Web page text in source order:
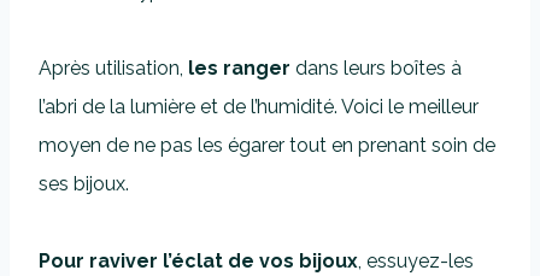
Après utilisation, les ranger dans leurs boîtes à
l’abri de la lumière et de l’humidité. Voici le meilleur
moyen de ne pas les égarer tout en prenant soin de
ses bijoux.
Pour raviver l’éclat de vos bijoux, essuyez-les